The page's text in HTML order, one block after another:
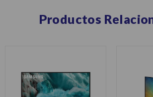
Productos